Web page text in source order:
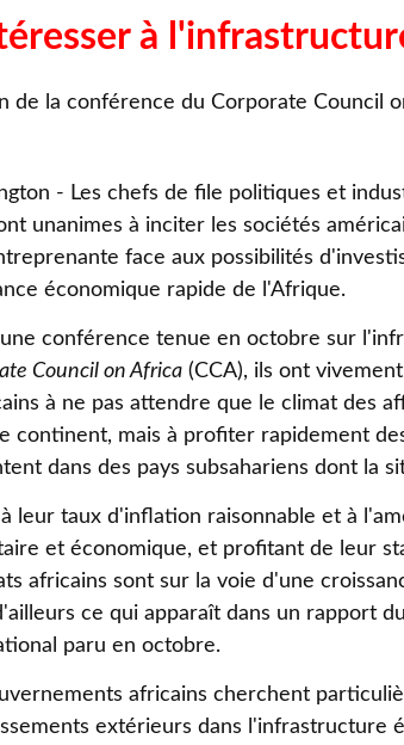
à
de la conférence du Corporate Council
- Les chefs de file politiques et
unanimes à inciter les sociétés
face aux possibilités
économique rapide de l'Afrique.
conférence tenue en octobre sur
Council on Africa (CCA), ils ont
à ne pas attendre que le climat des
continent, mais à profiter rapidement
dans des pays subsahariens dont la
leur taux d'inflation raisonnable et à
et économique, et profitant de leur
africains sont sur la voie d'une
ce qui apparaît dans un rapport
paru en octobre.
africains cherchent
extérieurs dans l'infrastructure